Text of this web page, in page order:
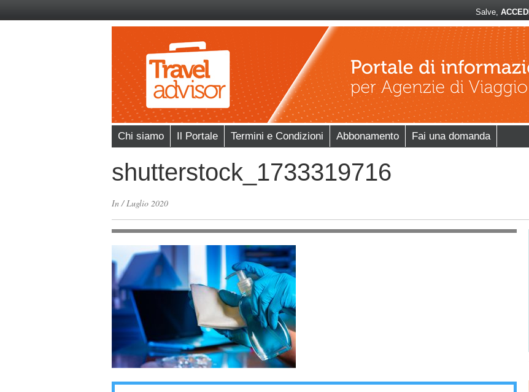
Salve, ACCEDI
Chi siamo Il Portale Termini e Condizioni Abbonamento Fai una domanda
shutterstock_1733319716
In/Luglio 2020